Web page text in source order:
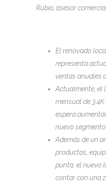
Rubio, asesor
El renovado
representa
ventas anuales
Actualmente, el
mensual de
espera
nuevo
Además de un
productos,
punta, el nuevo
contar con una